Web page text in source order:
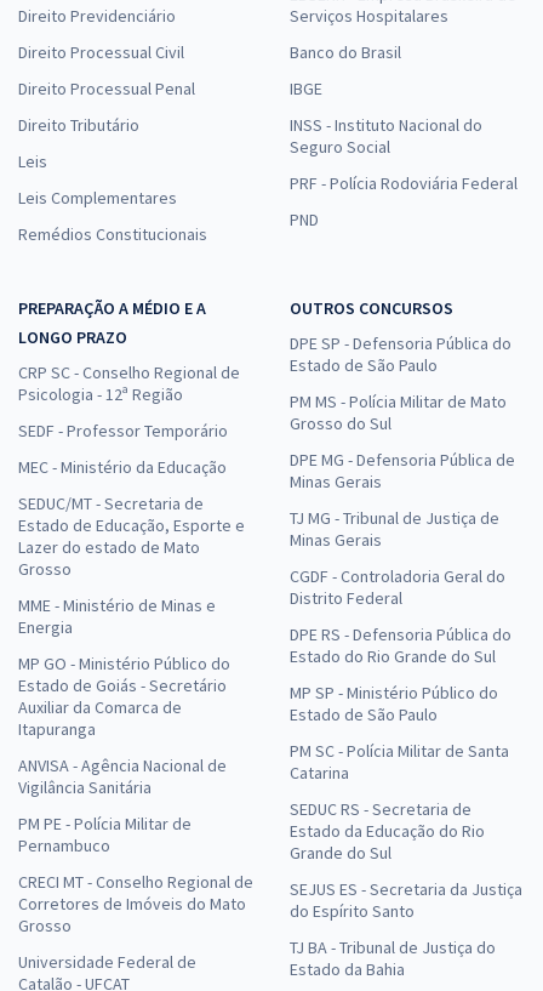
Direito Previdenciário
Direito Processual Civil
Direito Processual Penal
Direito Tributário
Leis
Leis Complementares
Remédios Constitucionais
Serviços Hospitalares
Banco do Brasil
IBGE
INSS - Instituto Nacional do
Seguro Social
PRF - Polícia Rodoviária Federal
PND
PREPARAÇÃO A MÉDIO E A
LONGO PRAZO
CRP SC - Conselho Regional de
Psicologia - 12ª Região
SEDF - Professor Temporário
MEC - Ministério da Educação
SEDUC/MT - Secretaria de
Estado de Educação, Esporte e
Lazer do estado de Mato
Grosso
MME - Ministério de Minas e
Energia
MP GO - Ministério Público do
Estado de Goiás - Secretário
Auxiliar da Comarca de
Itapuranga
ANVISA - Agência Nacional de
Vigilância Sanitária
PM PE - Polícia Militar de
Pernambuco
CRECI MT - Conselho Regional de
Corretores de Imóveis do Mato
Grosso
Universidade Federal de
Catalão - UFCAT
OUTROS CONCURSOS
DPE SP - Defensoria Pública do
Estado de São Paulo
PM MS - Polícia Militar de Mato
Grosso do Sul
DPE MG - Defensoria Pública de
Minas Gerais
TJ MG - Tribunal de Justiça de
Minas Gerais
CGDF - Controladoria Geral do
Distrito Federal
DPE RS - Defensoria Pública do
Estado do Rio Grande do Sul
MP SP - Ministério Público do
Estado de São Paulo
PM SC - Polícia Militar de Santa
Catarina
SEDUC RS - Secretaria de
Estado da Educação do Rio
Grande do Sul
SEJUS ES - Secretaria da Justiça
do Espírito Santo
TJ BA - Tribunal de Justiça do
Estado da Bahia